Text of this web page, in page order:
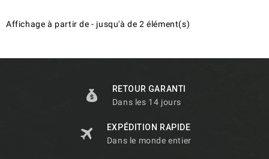
Affichage à partir de- jusqu'àde2élément(s)
RETOUR GARANTI
Dans les 14 jours
EXPÉDITION RAPIDE
Dans le monde entier